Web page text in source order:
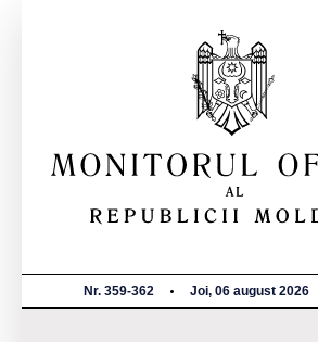
Nr. 359-362 Joi, 06 august 2026